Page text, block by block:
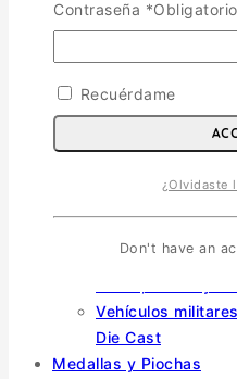
Escala 1/72
Otras
Soldados
Barcos
Die Cast TOGGLE
Aviones,
Vehículos
Die Cast
Medallas y Piochas
Contraseña *Obligatorio
Recuérdame
¿Olvidaste
Don't have an